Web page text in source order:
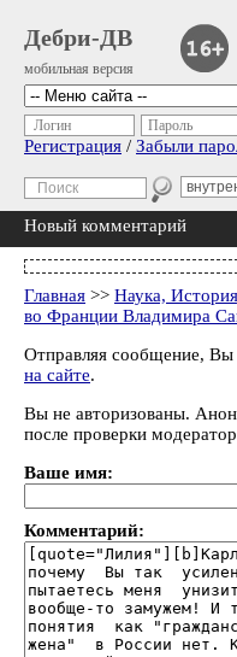
Дебри-ДВ
мобильная версия
Логин Пароль
Регистрация / Забыли
Новый комментарий
Главная >> Наука,
во Франции Владимира
Отправляя сообщение, Вы
на сайте.
Вы не авторизованы.
после проверки
Ваше имя:
Комментарий: